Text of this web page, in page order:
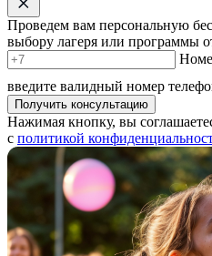
Проведем вам персональную
выбору лагеря или программы
введите валидный номер
Получить консультацию
Нажимая кнопку, вы
с политикой